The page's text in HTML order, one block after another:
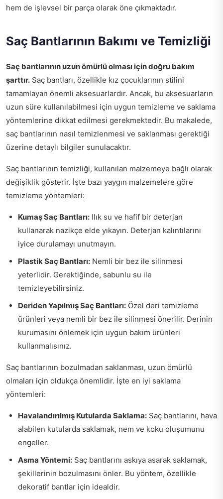
hem de işlevsel bir parça olarak öne çıkmaktadır.
Saç Bantlarının Bakımı ve Temizliği
Saç bantlarının uzun ömürlü olması için doğru bakım
şarttır. Saç bantları, özellikle kız çocuklarının stilini
tamamlayan önemli aksesuarlardır. Ancak, bu aksesuarların
uzun süre kullanılabilmesi için uygun temizleme ve saklama
yöntemlerine dikkat edilmesi gerekmektedir. Bu makalede,
saç bantlarının nasıl temizlenmesi ve saklanması gerektiği
üzerine detaylı bilgiler sunulacaktır.
Saç bantlarının temizliği, kullanılan malzemeye bağlı olarak
değişiklik gösterir. İşte bazı yaygın malzemelere göre
temizleme yöntemleri:
Kumaş Saç Bantları: Ilık su ve hafif bir deterjan
kullanarak nazikçe elde yıkayın. Deterjan kalıntılarını
iyice durulamayı unutmayın.
Plastik Saç Bantları: Nemli bir bez ile silinmesi
yeterlidir. Gerektiğinde, sabunlu su ile
temizleyebilirsiniz.
Deriden Yapılmış Saç Bantları: Özel deri temizleme
ürünleri veya nemli bir bez ile silinmesi önerilir. Derinin
kurumasını önlemek için uygun bakım ürünleri
kullanmalısınız.
Saç bantlarının bozulmadan saklanması, uzun ömürlü
olmaları için oldukça önemlidir. İşte en iyi saklama
yöntemleri:
Havalandırılmış Kutularda Saklama: Saç bantlarını, hava
alabilen kutularda saklamak, nem ve koku oluşumunu
engeller.
Asma Yöntemi: Saç bantlarını askıya asarak saklamak,
şekillerinin bozulmasını önler. Bu yöntem, özellikle
dekoratif bantlar için idealdir.